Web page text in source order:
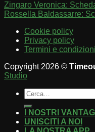
Zingaro Veronica:
Rossella Baldassarre:
Cookie policy
Privacy policy
Termini e condizioni
Copyright 2026 ©
Studio
I NOSTRI
UNISCITI A NOI